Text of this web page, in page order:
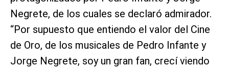
Negrete, de los cuales se declaró admirador.
“Por supuesto que entiendo el valor del Cine
de Oro, de los musicales de Pedro Infante y
Jorge Negrete, soy un gran fan, crecí viendo